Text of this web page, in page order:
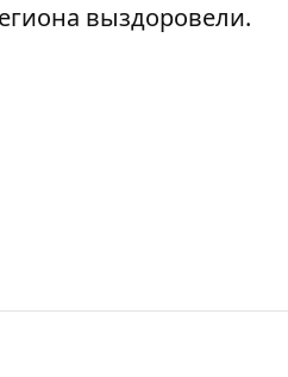
выздоровели.